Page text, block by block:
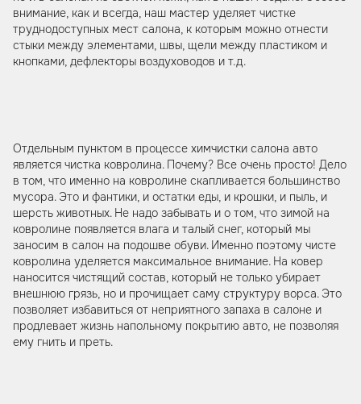
внимание, как и всегда, наш мастер уделяет чистке
труднодоступных мест салона, к которым можно отнести
стыки между элементами, швы, щели между пластиком и
кнопками, дефлекторы воздуховодов и т.д.
Отдельным пунктом в процессе химчистки салона авто
является чистка ковролина. Почему? Все очень просто! Дело
в том, что именно на ковролине скапливается большинство
мусора. Это и фантики, и остатки еды, и крошки, и пыль, и
шерсть животных. Не надо забывать и о том, что зимой на
ковролине появляется влага и талый снег, который мы
заносим в салон на подошве обуви. Именно поэтому чисте
ковролина уделяется максимальное внимание. На ковер
наносится чистящий состав, который не только убирает
внешнюю грязь, но и прочищает саму структуру ворса. Это
позволяет избавиться от неприятного запаха в салоне и
продлевает жизнь напольному покрытию авто, не позволяя
ему гнить и преть.